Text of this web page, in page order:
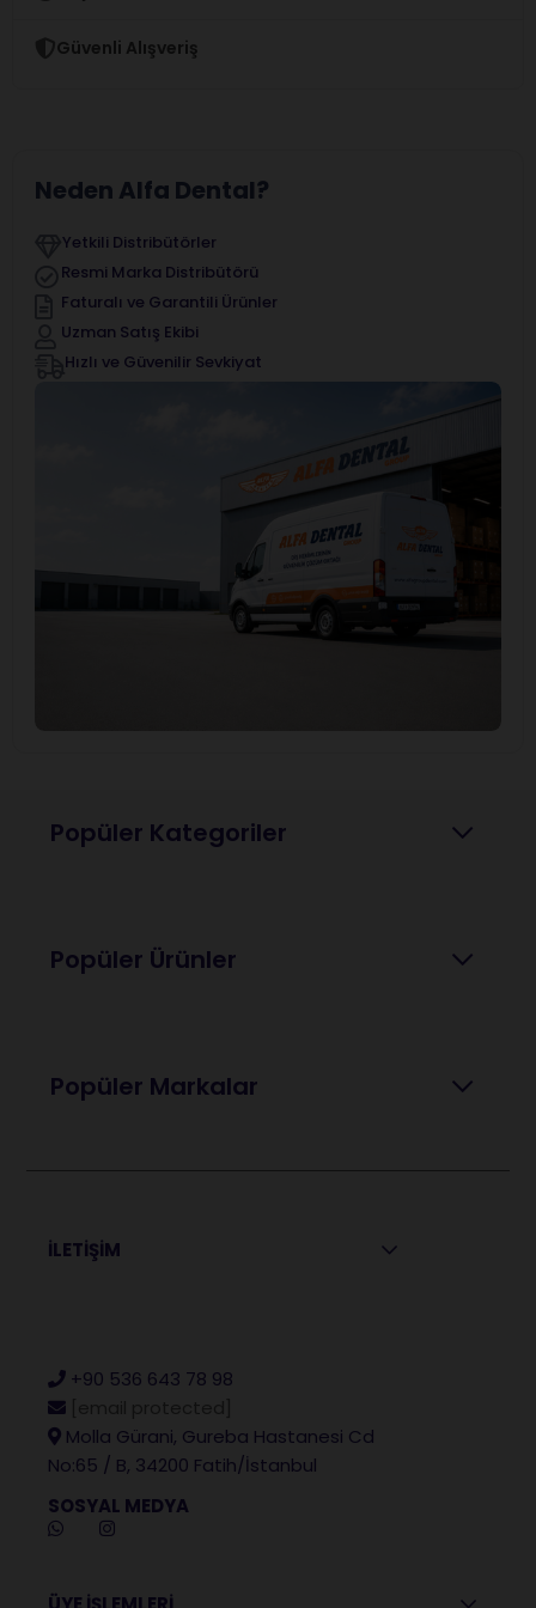
Güvenli Alışveriş
Neden Alfa Dental?
Yetkili Distribütörler
Resmi Marka Distribütörü
Faturalı ve Garantili Ürünler
Uzman Satış Ekibi
Hızlı ve Güvenilir Sevkiyat
Popüler Kategoriler
Popüler Ürünler
Popüler Markalar
İLETİŞİM
+90 536 643 78 98
Molla Gürani, Gureba Hastanesi Cd
No:65 / B, 34200 Fatih/İstanbul
SOSYAL MEDYA